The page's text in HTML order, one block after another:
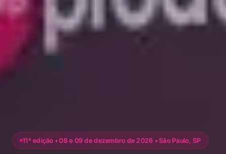
11ª edição • 08 e 09 de dezembro de 2026 • São Paulo, SP